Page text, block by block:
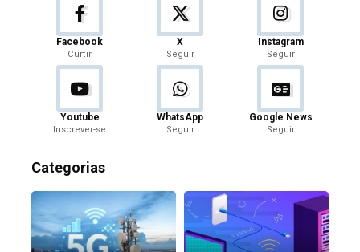
Facebook
Curtir
X
Seguir
Instagram
Seguir
Youtube
Inscrever-se
WhatsApp
Seguir
Google News
Seguir
Categorias